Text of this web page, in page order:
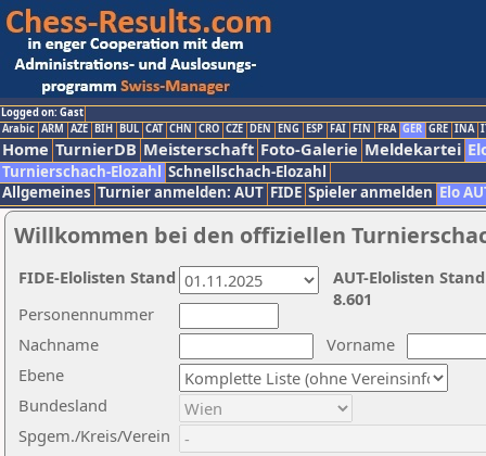
Logged on: Gast
Arabic ARM AZE BIH BUL CAT CHN CRO CZE DEN ENG ESP FAI FIN FRA GER GRE INA
Home TurnierDB Meisterschaft Foto-Galerie Meldekartei
Turnierschach-Elozahl Schnellschach-Elozahl
Allgemeines Turnier anmelden: AUT FIDE Spieler anmelden Elo
Willkommen bei den offiziellen
Nachname
Vorname
Ebene
Personennummer
Bundesland
Spgem./Kreis/Verein
AUT-Elolisten
8.601
FIDE-Elolisten Stand